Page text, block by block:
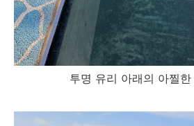
투명 유리 아래의 아찔